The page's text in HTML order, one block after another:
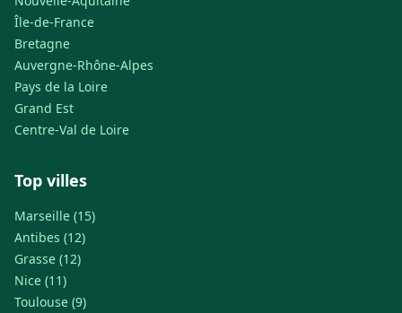
Île-de-France
Bretagne
Auvergne-Rhône-Alpes
Pays de la Loire
Grand Est
Centre-Val de Loire
Top villes
Marseille (15)
Antibes (12)
Grasse (12)
Nice (11)
Toulouse (9)